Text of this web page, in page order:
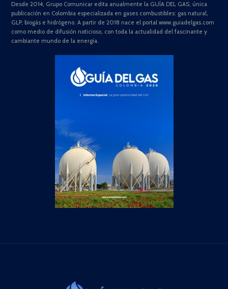
Desde 2014, Grupo Comunicar edita anualmente la GUÍA DEL GAS, única
publicación en Colombia especializada en gases combustibles: gas natural,
GLP, biogás e hidrógeno. A partir de 2018 nace el portal www.guiadelgas.com
como medio de difusión noticioso, con toda la actualidad del fascinante y
cambiante mundo de la energía.